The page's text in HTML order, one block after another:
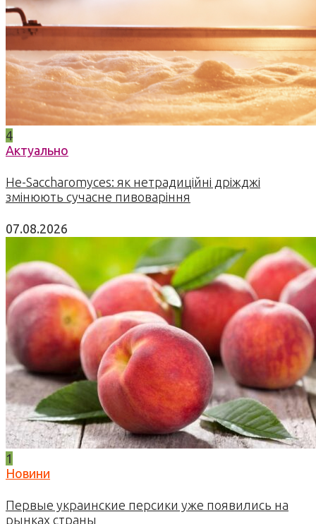
4
Актуально
Не-Saccharomyces: як нетрадиційні дріжджі
змінюють сучасне пивоваріння
07.08.2026
1
Новини
Первые украинские персики уже появились на
рынках страны